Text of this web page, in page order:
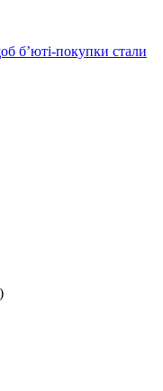
б’юті-покупки стали